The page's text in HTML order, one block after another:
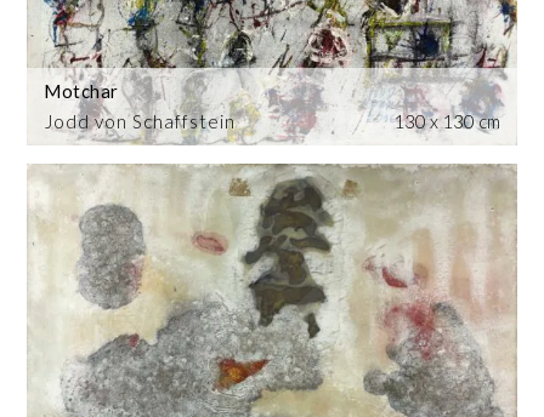
Jodd von Schaffstein
Motchar
130 x 130 cm